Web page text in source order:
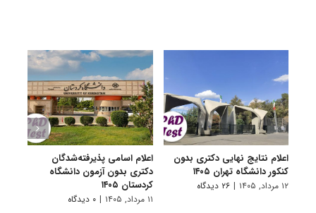
اعلام نتایج نهایی دکتری بدون
کنکور دانشگاه تهران ۱۴۰۵
۱۲ مرداد, ۱۴۰۵ | ۲۶ دیدگاه
اعلام اسامی پذیرفته‌شدگان
دکتری بدون آزمون دانشگاه
کردستان ۱۴۰۵
۱۱ مرداد, ۱۴۰۵ | ۰ دیدگاه